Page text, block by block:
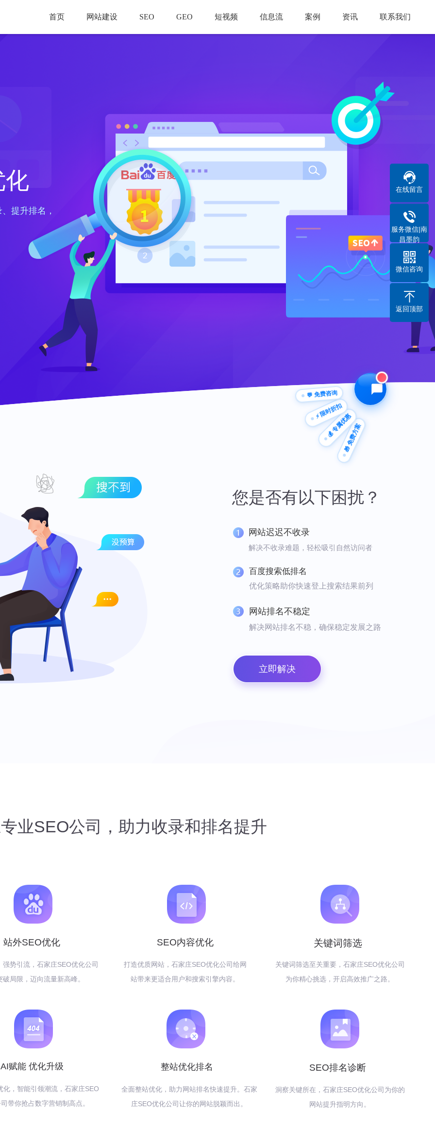
首页 网站建设 SEO GEO 短视频 信息流 案例 资讯 联系我们
化
提升排名，
您是否有以下困扰？
网站迟迟不收录
解决不收录难题，轻松吸引自然访问者
百度搜索低排名
优化策略助你快速登上搜索结果前列
网站排名不稳定
解决网站排名不稳，确保稳定发展之路
立即解决
业SEO公司，助力收录和排名提升
站外SEO优化
强势引流，石家庄SEO优化公司
破局限，迈向流量新高峰。
SEO内容优化
打造优质网站，石家庄SEO优化公司给网
站带来更适合用户和搜索引擎内容。
关键词筛选
关键词筛选至关重要，石家庄SEO优化公司
为你精心挑选，开启高效推广之路。
AI赋能 优化升级
化，智能引领潮流，石家庄SEO
带你抢占数字营销制高点。
整站优化排名
全面整站优化，助力网站排名快速提升。石家
庄SEO优化公司让你的网站脱颖而出。
SEO排名诊断
洞察关键所在，石家庄SEO优化公司为你的
网站提升指明方向。
在线留言
服务微信|南
昌墨韵
微信咨询
返回顶部
🎁 免费方案
💰 专属优惠
⚡ 限时折扣
💬 免费咨询